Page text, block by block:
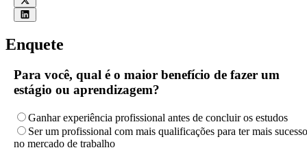
Enquete
Para você, qual é o maior benefício de fazer um
estágio ou aprendizagem?
Ganhar experiência profissional antes de concluir os estudos
Ser um profissional com mais qualificações para ter mais sucesso
no mercado de trabalho